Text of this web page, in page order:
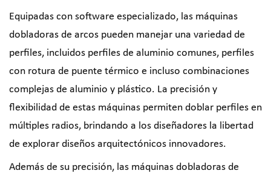
Equipadas con software especializado, las máquinas
dobladoras de arcos pueden manejar una variedad de
perfiles, incluidos perfiles de aluminio comunes, perfiles
con rotura de puente térmico e incluso combinaciones
complejas de aluminio y plástico. La precisión y
flexibilidad de estas máquinas permiten doblar perfiles en
múltiples radios, brindando a los diseñadores la libertad
de explorar diseños arquitectónicos innovadores.
Además de su precisión, las máquinas dobladoras de